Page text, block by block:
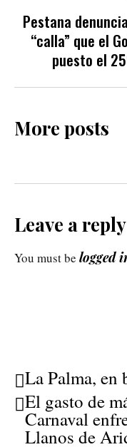
Pestana
“calla” que el
puesto el
More posts
Leave a reply
You must be logged
La Palma, en
El gasto de
Carnaval
Llanos de